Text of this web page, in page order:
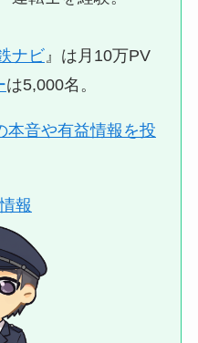
ナビ』は月10万PV
は5,000名。
本音や有益情報を投
報